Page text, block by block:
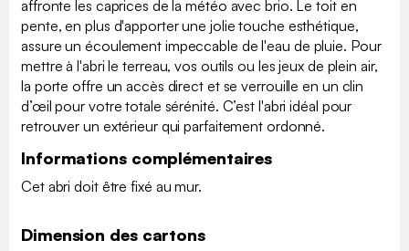
affronte les caprices de la météo avec brio. Le toit en
pente, en plus d'apporter une jolie touche esthétique,
assure un écoulement impeccable de l'eau de pluie. Pour
mettre à l'abri le terreau, vos outils ou les jeux de plein air,
la porte offre un accès direct et se verrouille en un clin
d’œil pour votre totale sérénité. C’est l'abri idéal pour
retrouver un extérieur qui parfaitement ordonné.
Informations complémentaires
Cet abri doit être fixé au mur.
Dimension des cartons